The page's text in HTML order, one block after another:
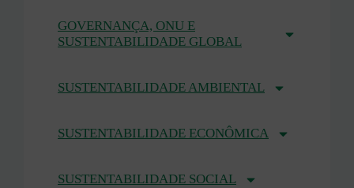
GOVERNANÇA, ONU E
SUSTENTABILIDADE GLOBAL
SUSTENTABILIDADE AMBIENTAL
SUSTENTABILIDADE ECONÔMICA
SUSTENTABILIDADE SOCIAL